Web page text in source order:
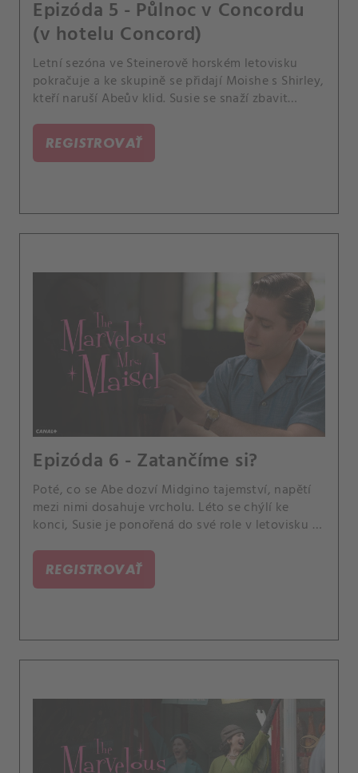
Epizóda 5 - Půlnoc v Concordu
(v hotelu Concord)
Letní sezóna ve Steinerově horském letovisku
pokračuje a ke skupině se přidají Moishe s Shirley,
kteří naruší Abeův klid. Susie se snaží zbavit
pozornost.
REGISTROVAŤ
Epizóda 6 - Zatančíme si?
Poté, co se Abe dozví Midgino tajemství, napětí
mezi nimi dosahuje vrcholu. Léto se chýlí ke
konci, Susie je ponořená do své role v letovisku a
REGISTROVAŤ